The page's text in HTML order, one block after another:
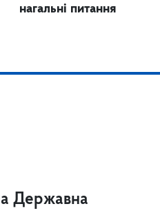
нагальні питання
Державна